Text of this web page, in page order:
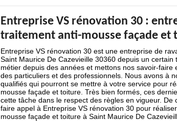
Entreprise VS rénovation 30 :
traitement anti-mousse façade et
Entreprise VS rénovation 30 est une entreprise de
Saint Maurice De Cazevieille 30360 depuis un certain
métier depuis des années et mettons nos savoir-faire
des particuliers et des professionnels. Nous avons à
qualifiés qui pourront se mettre à votre service pour
mousse façade et toiture. Très bien formés, ces
cette tâche dans le respect des règles en vigueur. De
faire appel à Entreprise VS rénovation 30 pour
mousse façade et toiture à Saint Maurice De